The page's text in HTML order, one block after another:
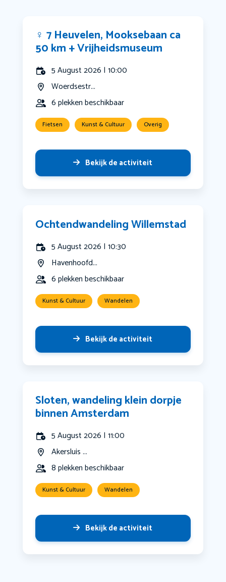
‍♀️ 7 Heuvelen, Mooksebaan ca
50 km + Vrijheidsmuseum
5 August 2026 | 10:00
Woerdsestr...
6 plekken beschikbaar
Fietsen Kunst & Cultuur Overig
Bekijk de activiteit
Ochtendwandeling Willemstad
5 August 2026 | 10:30
Havenhoofd...
6 plekken beschikbaar
Kunst & Cultuur Wandelen
Bekijk de activiteit
Sloten, wandeling klein dorpje
binnen Amsterdam
5 August 2026 | 11:00
Akersluis ...
8 plekken beschikbaar
Kunst & Cultuur Wandelen
Bekijk de activiteit